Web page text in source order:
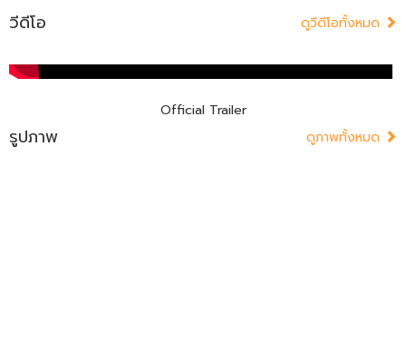
วีดีโอ ดูวีดีโอทั้งหมด
Official Trailer
รูปภาพ ดูภาพทั้งหมด